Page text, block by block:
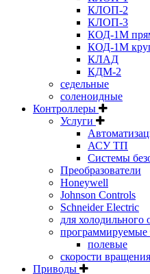
КЛОП-2
КЛОП-3
КОД-1М
КОД-1М
КЛАД
КДМ-2
седельные
соленоидные
Контроллеры
Услуги
АСУ ТП
Системы
Преобразователи
Honeywell
Johnson Controls
Schneider Electric
для холодильного
программируемые
полевые
скорости вращения
Приводы